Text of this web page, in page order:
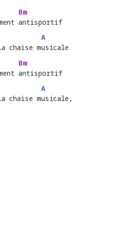
Bm
antisportif
antisportif
chaise m
A
u
chaise musicale
Bm
antisportif
antisportif
chaise m
A
u
chaise musicale,